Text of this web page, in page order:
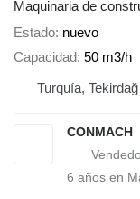
Maquinaria de
Estado nuevo
Capacidad 50 m3/h
Turquía, Tekirdağ
CONMACH
6 años en